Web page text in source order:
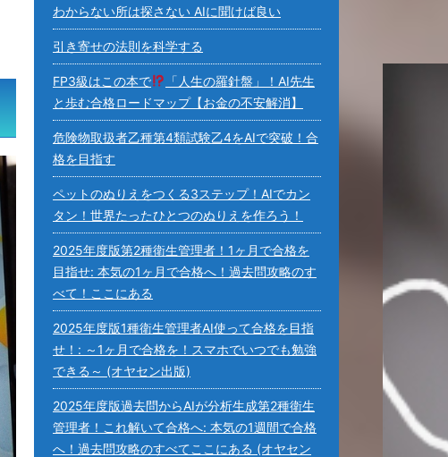
わからない所は探さない AIに聞けば良い
引き寄せの法則を科学する
FP3級はこの本で
「人生の羅針盤」！AI先生
と歩む合格ロードマップ【お金の不安解消】
危険物取扱者乙種第4類試験乙4をAIで突破！合
格を目指す
ペットのぬりえをつくる3ステップ！AIでカン
タン！世界たったひとつのぬりえを作ろう！
2025年度版第2種衛生管理者！1ヶ月で合格を
目指せ: 本気の1ヶ月で合格へ！過去問攻略のす
べて！ここにある
2025年度版1種衛生管理者AI使って合格を目指
せ！: ～1ヶ月で合格を！スマホでいつでも勉強
できる～ (オヤセン出版)
2025年度版過去問からAIが分析生成第2種衛生
管理者！これ解いて合格へ: 本気の1週間で合格
へ！過去問攻略のすべてここにある (オヤセン